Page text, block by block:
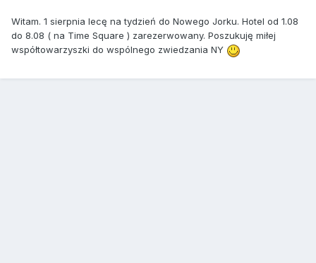
Witam. 1 sierpnia lecę na tydzień do Nowego Jorku. Hotel od 1.08
do 8.08 ( na Time Square ) zarezerwowany. Poszukuję miłej
współtowarzyszki do wspólnego zwiedzania NY